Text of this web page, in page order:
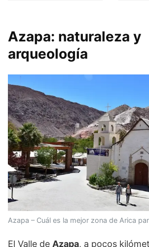
Azapa: naturaleza y
arqueología
Azapa – Cuál es la mejor zona de Arica
El Valle de Azapa, a pocos